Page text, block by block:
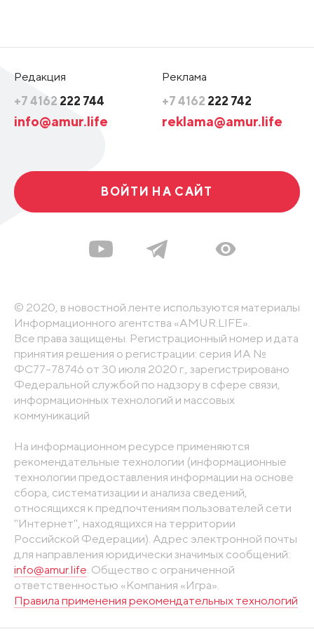
Редакция
+7 4162 222 744
info@amur.life
Реклама
+7 4162 222 742
reklama@amur.life
ВОЙТИ НА САЙТ
© 2020, в новостной ленте используются материалы
Информационного агентства «AMUR.LIFE».
Все права защищены. Регистрационный номер и дата
принятия решения о регистрации: серия ИА №
ФС77-78746 от 30 июля 2020 г., зарегистрировано
Федеральной службой по надзору в сфере связи,
информационных технологий и массовых
коммуникаций
На информационном ресурсе применяются
рекомендательные технологии (информационные
технологии предоставления информации на основе
сбора, систематизации и анализа сведений,
относящихся к предпочтениям пользователей сети
"Интернет", находящихся на территории
Российской Федерации). Адрес электронной почты
для направления юридически значимых сообщений:
info@amur.life. Общество с ограниченной
ответственностью «Компания «Игра».
Правила применения рекомендательных технологий